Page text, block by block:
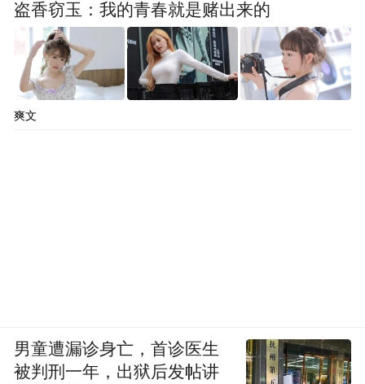
盗香窃玉：我的青春就是赌出来的
爽文
男童遭漏诊身亡，首诊医生
被判刑一年，出狱后发帖讲